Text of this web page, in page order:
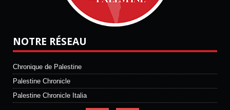
NOTRE RÉSEAU
Chronique de Palestine
Palestine Chronicle
Palestine Chronicle Italia